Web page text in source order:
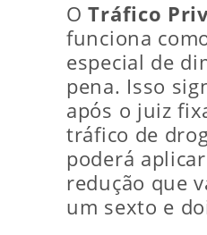
OTráfico
funciona
especial de
pena. Isso
após o juiz
tráfico de
poderá
redução que
um sexto e